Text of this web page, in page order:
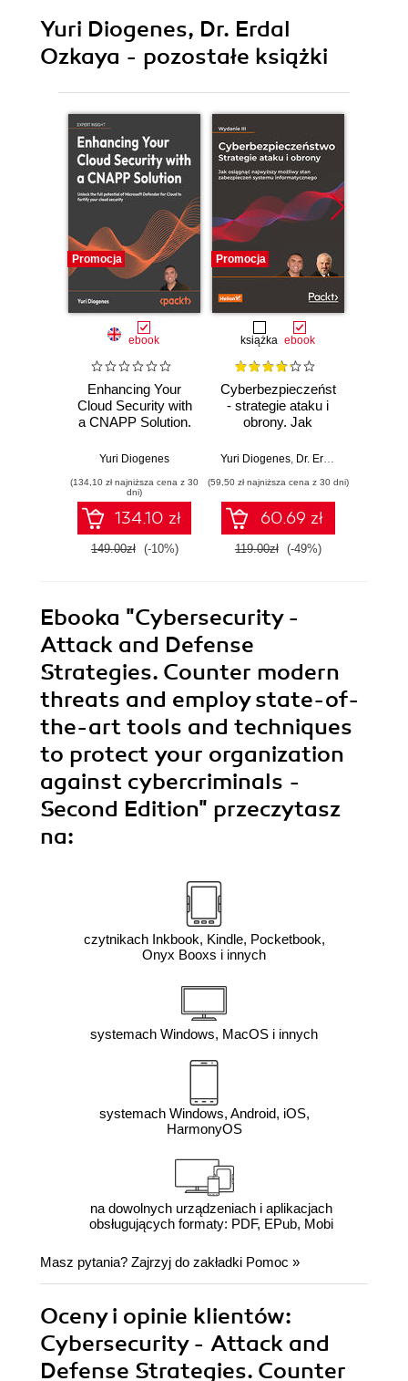
Yuri Diogenes, Dr. Erdal
Ozkaya - pozostałe książki
Promocja
ebook
Enhancing Your
Cloud Security with
a CNAPP Solution.
potential of
for Cloud to fortify
your cloud security
Yuri Diogenes
(134,10 zł najniższa cena z 30
dni)
134.10 zł
149.00zł (-10%)
Promocja
książka ebook
Cyberbezpieczeństwo
- strategie ataku i
obrony. Jak
najwyższy
zabezpieczeń
systemu
informatycznego.
Wydanie III
Yuri Diogenes, Dr. Erdal Ozkaya
(59,50 zł najniższa cena z 30 dni)
60.69 zł
119.00zł (-49%)
Ebooka "Cybersecurity -
Attack and Defense
Strategies. Counter modern
threats and employ state-of-
the-art tools and techniques
to protect your organization
against cybercriminals -
Second Edition" przeczytasz
na:
czytnikach Inkbook, Kindle, Pocketbook,
Onyx Booxs i innych
systemach Windows, MacOS i innych
systemach Windows, Android, iOS,
HarmonyOS
na dowolnych urządzeniach i aplikacjach
obsługujących formaty: PDF, EPub, Mobi
Masz pytania? Zajrzyj do zakładki Pomoc »
Oceny i opinie klientów:
Cybersecurity - Attack and
Defense Strategies. Counter